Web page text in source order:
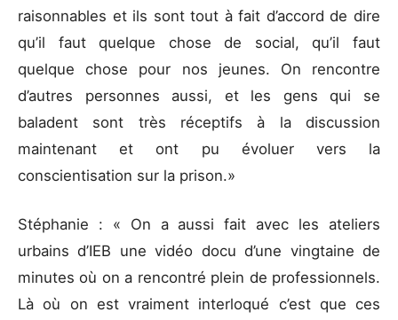
raisonnables et ils sont tout à fait d’accord de dire
qu’il faut quelque chose de social, qu’il faut
quelque chose pour nos jeunes. On rencontre
d’autres personnes aussi, et les gens qui se
baladent sont très réceptifs à la discussion
maintenant et ont pu évoluer vers la
conscientisation sur la prison.»
Stéphanie : « On a aussi fait avec les ateliers
urbains d’IEB une vidéo docu d’une vingtaine de
minutes où on a rencontré plein de professionnels.
Là où on est vraiment interloqué c’est que ces